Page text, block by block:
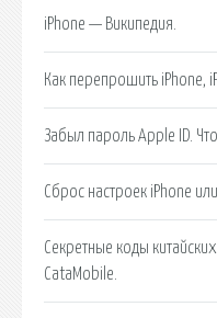
iPhone — Википедия.
Как перепрошить iPhone,
Забыл пароль Apple ID.
Сброс настроек iPhone
Секретные коды
CataMobile.